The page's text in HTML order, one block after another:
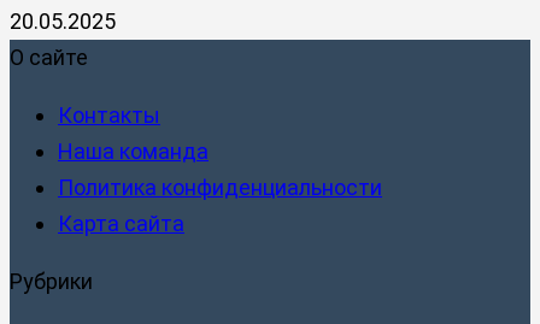
20.05.2025
О сайте
Контакты
Наша команда
Политика конфиденциальности
Карта сайта
Рубрики